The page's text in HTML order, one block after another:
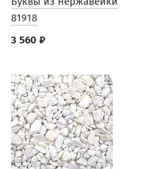
81918
3 560 ₽